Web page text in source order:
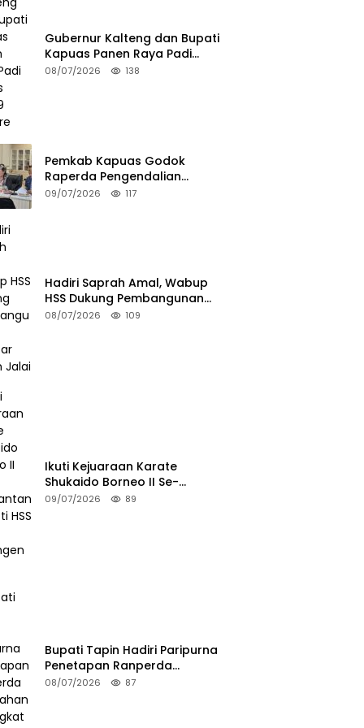
Gubernur Kalteng dan Bupati
Kapuas Panen Raya Padi
Seluas 25.799 Hektare
08/07/2026 138
Pemkab Kapuas Godok
Raperda Pengendalian
Minuman Beralkohol Lewat FGD
09/07/2026 117
Hadiri Saprah Amal, Wabup
HSS Dukung Pembangunan
Langgar Dusun Jalai
08/07/2026 109
Ikuti Kejuaraan Karate
Shukaido Borneo II Se-
Kalimantan, Bupati HSS Lepas
09/07/2026 89
Bupati Tapin Hadiri Paripurna
Penetapan Ranperda
Perubahan Perangkat Daerah
08/07/2026 87